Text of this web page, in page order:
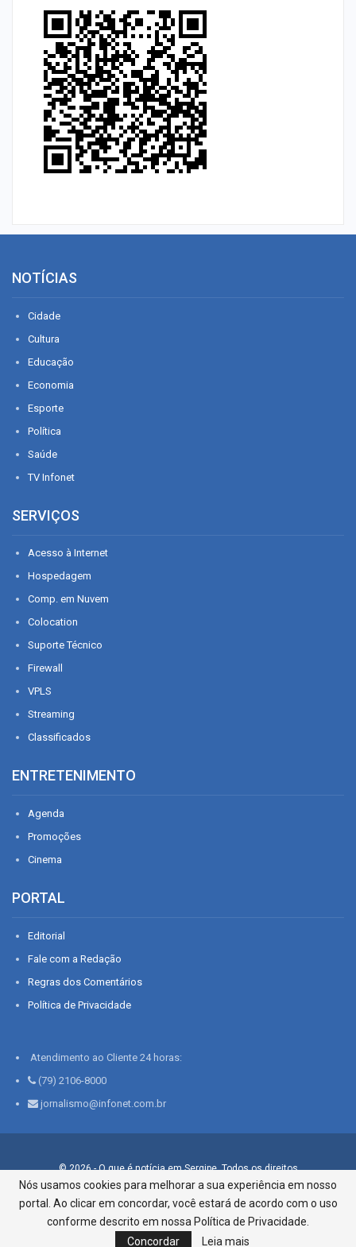
NOTÍCIAS
Cidade
Cultura
Educação
Economia
Esporte
Política
Saúde
TV Infonet
SERVIÇOS
Acesso à Internet
Hospedagem
Comp. em Nuvem
Colocation
Suporte Técnico
Firewall
VPLS
Streaming
Classificados
ENTRETENIMENTO
Agenda
Promoções
Cinema
PORTAL
Editorial
Fale com a Redação
Regras dos Comentários
Política de Privacidade
Atendimento ao Cliente 24 horas:
(79) 2106-8000
jornalismo@infonet.com.br
© 2026 - O que é notícia em Sergipe. Todos os direitos
reservados.
Infonet - Rua Monsenhor Silveira 276, Bairro São José |
Aracaju-SE, CEP 49015-030, Fone: 79.2106.8000 - CI Centro de
Informações LTDA
Nós usamos cookies para melhorar a sua experiência em nosso
portal. Ao clicar em concordar, você estará de acordo com o uso
conforme descrito em nossa Política de Privacidade.
Concordar
Leia mais